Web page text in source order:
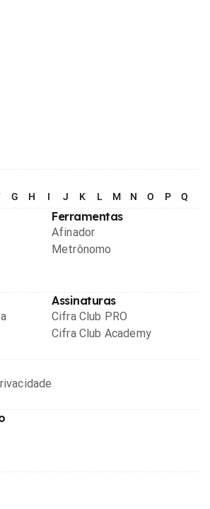
G H I J K L M N O P Q
Ferramentas
Afinador
Metrônomo
Assinaturas
Cifra Club PRO
Cifra Club Academy